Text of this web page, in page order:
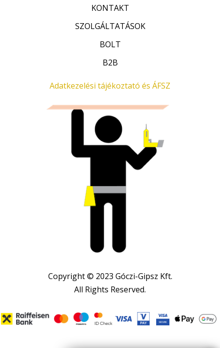
KONTAKT
SZOLGÁLTATÁSOK
BOLT
B2B
Adatkezelési tájékoztató és ÁFSZ
Copyright © 2023 Góczi-Gipsz Kft.
All Rights Reserved.